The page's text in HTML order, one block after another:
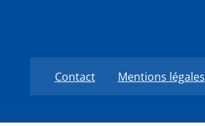
Contact Mentions légales